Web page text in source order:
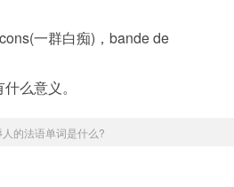
一群白痴)，bande de
么意义。
的法语单词是什么?